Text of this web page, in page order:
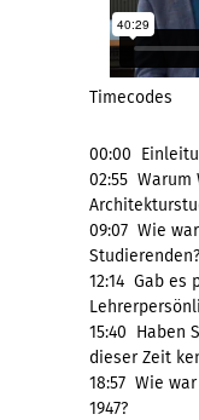
Timecodes
00:00
02:55 Warum
09:07 Wie
Studierenden?
12:14 Gab es
15:40 Haben
dieser Zeit
18:57 Wie
1947?